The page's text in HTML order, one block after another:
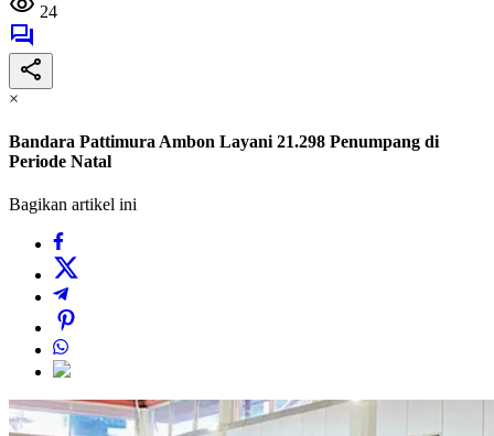
24
×
Bandara Pattimura Ambon Layani 21.298 Penumpang di
Periode Natal
Bagikan artikel ini